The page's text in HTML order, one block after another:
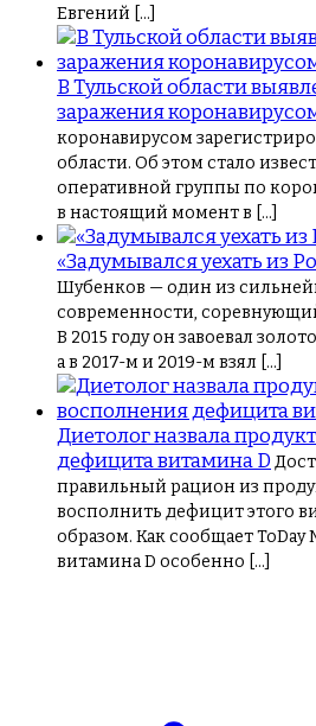
Евгений […]
В Тульской области
заражения
коронавирусом
области. Об этом стало
оперативной группы по
в настоящий момент в […]
«Задумывался уехать из
Шубенков — один из
современности,
В 2015 году он завоевал
а в 2017-м и 2019-м взял […]
Диетолог назвала
дефицита витамина D
правильный рацион из
восполнить дефицит этого
образом. Как сообщает ToDay
витамина D особенно […]